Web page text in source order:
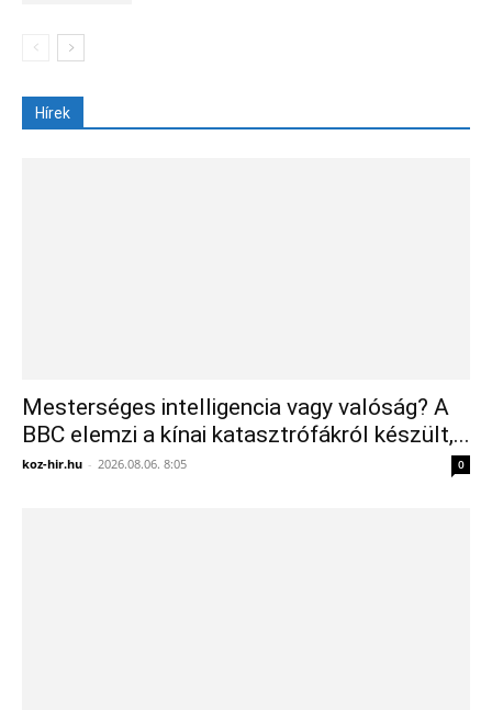
Hírek
Mesterséges intelligencia vagy valóság? A
BBC elemzi a kínai katasztrófákról készült,...
koz-hir.hu - 2026.08.06. 8:05 0